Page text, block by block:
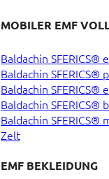
MOBILER EMF
Baldachin SFERICS®
Baldachin SFERICS®
Baldachin SFERICS®
Baldachin SFERICS®
Baldachin SFERICS®
Zelt
EMF BEKLEIDUNG